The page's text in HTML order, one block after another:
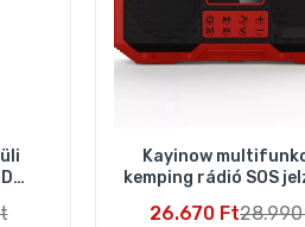
Kayinow
kemping rádió SOS
26.670 Ft